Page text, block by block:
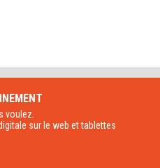
voulez.
sur le web et tablettes